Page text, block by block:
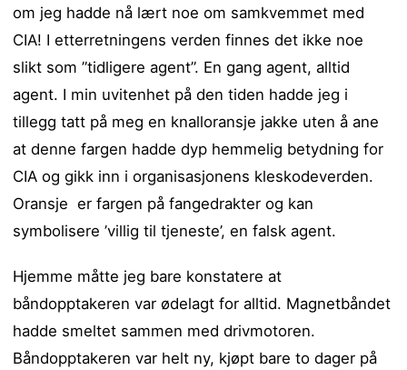
om jeg hadde nå lært noe om samkvemmet med
CIA! I etterretningens verden finnes det ikke noe
slikt som ”tidligere agent”. En gang agent, alltid
agent. I min uvitenhet på den tiden hadde jeg i
tillegg tatt på meg en knalloransje jakke uten å ane
at denne fargen hadde dyp hemmelig betydning for
CIA og gikk inn i organisasjonens kleskodeverden.
Oransje er fargen på fangedrakter og kan
symbolisere ’villig til tjeneste’, en falsk agent.
Hjemme måtte jeg bare konstatere at
båndopptakeren var ødelagt for alltid. Magnetbåndet
hadde smeltet sammen med drivmotoren.
Båndopptakeren var helt ny, kjøpt bare to dager på